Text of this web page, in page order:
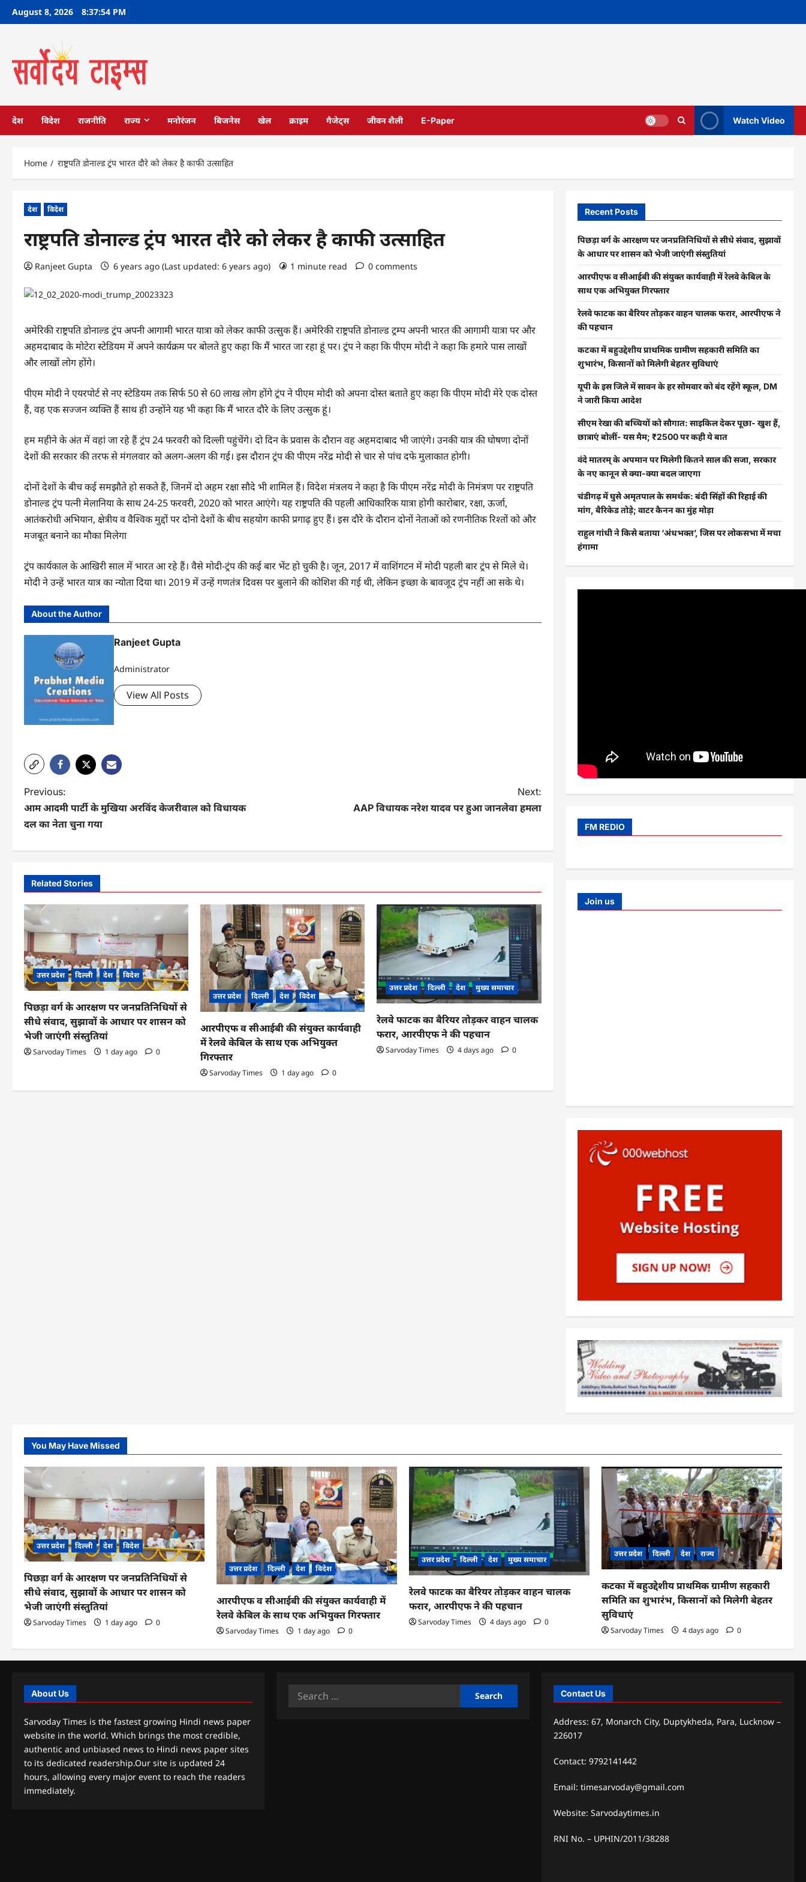
SkipAugust 8, 2026 8:37:55 PM
देश विदेश राजनीति राज्य मनोरंजन बिजनेस खेल क्राइम गैजेट्स जीवन शैली E-Paper Watch Video
Home राष्ट्रपति डोनाल्ड ट्रंप भारत दौरे को लेकर है काफी उत्साहित
देश विदेश
राष्ट्रपति डोनाल्ड ट्रंप भारत दौरे को लेकर है काफी उत्साहित
Ranjeet Gupta 6 years ago (Last updated: 6 years ago) 1 minute read 0 comments
अमेरिकी राष्ट्रपति डोनाल्ड ट्रंप अपनी आगामी भारत यात्रा को लेकर काफी उत्सुक हैं। अमेरिकी राष्ट्रपति डोनाल्ड ट्रम्प अपनी भारत की आगामी यात्रा पर और
अहमदाबाद के मोटेरा स्टेडियम में अपने कार्यक्रम पर बोलते हुए कहा कि मैं भारत जा रहा हूं पर। ट्रंप ने कहा कि पीएम मोदी ने कहा कि हमारे पास लाखों
और लाखों लोग होंगे।
पीएम मोदी ने एयरपोर्ट से नए स्टेडियम तक सिर्फ 50 से 60 लाख लोग होंगे ट्रंप ने पीएम मोदी को अपना दोस्त बताते हुए कहा कि पीएम मोदी मेरे एक दोस्त
हैं, वह एक सज्जन व्यक्ति हैं साथ ही उन्होंने यह भी कहा कि मैं भारत दौरे के लिए उत्सुक हूं।
हम महीने के अंत में वहां जा रहे हैं ट्रंप 24 फरवरी को दिल्ली पहुंचेंगे। दो दिन के प्रवास के दौरान वह अहमदाबाद भी जाएंगे। उनकी यात्र की घोषणा दोनों
देशों की सरकार की तरफ से मंगलवार को अलग-अलग की गई। इस दौरान ट्रंप की पीएम नरेंद्र मोदी से चार से पांच दफे मुलाकात होगी।
दोनों देशों के बीच कई समझौते हो सकते हैं, जिनमें दो अहम रक्षा सौदे भी शामिल हैं। विदेश मंत्रलय ने कहा है कि पीएम नरेंद्र मोदी के निमंत्रण पर राष्ट्रपति
डोनाल्ड ट्रंप पत्नी मेलानिया के साथ 24-25 फरवरी, 2020 को भारत आएंगे। यह राष्ट्रपति की पहली आधिकारिक यात्रा होगी कारोबार, रक्षा, ऊर्जा,
आतंकरोधी अभियान, क्षेत्रीय व वैश्विक मुद्दों पर दोनो देशों के बीच सहयोग काफी प्रगाढ़ हुए हैं। इस दौरे के दौरान दोनों नेताओं को रणनीतिक रिश्तों को और
मजबूत बनाने का मौका मिलेगा
ट्रंप कार्यकाल के आखिरी साल में भारत आ रहे हैं। वैसे मोदी-ट्रंप की कई बार भेंट हो चुकी है। जून, 2017 में वाशिंगटन में मोदी पहली बार ट्रंप से मिले थे।
मोदी ने उन्हें भारत यात्र का न्योता दिया था। 2019 में उन्हें गणतंत्र दिवस पर बुलाने की कोशिश की गई थी, लेकिन इच्छा के बावजूद ट्रंप नहीं आ सके थे।
About the Author
Ranjeet Gupta
Administrator
View All Posts
P
o
n
a
v
g
a
t
i
o
Previous:
आम आदमी पार्टी के मुखिया अरविंद केजरीवाल को विधायक
दल का नेता चुना गया
Next:
AAP विधायक नरेश यादव पर हुआ जानलेवा हमला
Related Stories
उत्तर प्रदेश दिल्ली देश विदेश
पिछड़ा वर्ग के आरक्षण पर जनप्रतिनिधियों से
सीधे संवाद, सुझावों के आधार पर शासन को
भेजी जाएंगी संस्तुतियां
Sarvoday Times 1 day ago 0
उत्तर प्रदेश दिल्ली देश विदेश
आरपीएफ व सीआईबी की संयुक्त कार्यवाही
में रेलवे केबिल के साथ एक अभियुक्त
गिरफ्तार
Sarvoday Times 1 day ago 0
उत्तर प्रदेश दिल्ली देश मुख्य समाचार
रेलवे फाटक का बैरियर तोड़कर वाहन चालक
फरार, आरपीएफ ने की पहचान
Sarvoday Times 4 days ago 0
Recent Posts
पिछड़ा वर्ग के आरक्षण पर जनप्रतिनिधियों से सीधे संवाद, सुझावों
के आधार पर शासन को भेजी जाएंगी संस्तुतियां
आरपीएफ व सीआईबी की संयुक्त कार्यवाही में रेलवे केबिल के
साथ एक अभियुक्त गिरफ्तार
रेलवे फाटक का बैरियर तोड़कर वाहन चालक फरार, आरपीएफ ने
की पहचान
कटका में बहुउद्देशीय प्राथमिक ग्रामीण सहकारी समिति का
शुभारंभ, किसानों को मिलेगी बेहतर सुविधाएं
यूपी के इस जिले में सावन के हर सोमवार को बंद रहेंगे स्कूल, DM
ने जारी किया आदेश
सीएम रेखा की बच्चियों को सौगात: साइकिल देकर पूछा- खुश हैं,
छात्राएं बोलीं- यस मैम; ₹2500 पर कही ये बात
वंदे मातरम् के अपमान पर मिलेगी कितने साल की सजा, सरकार
के नए कानून से क्या-क्या बदल जाएगा
चंडीगढ़ में घुसे अमृतपाल के समर्थक: बंदी सिंहों की रिहाई की
मांग, बैरिकेड तोड़े; वाटर कैनन का मुंह मोड़ा
राहुल गांधी ने किसे बताया ‘अंधभक्त’, जिस पर लोकसभा में मचा
हंगामा
FM REDIO
Join us
You May Have Missed
उत्तर प्रदेश दिल्ली देश विदेश
पिछड़ा वर्ग के आरक्षण पर जनप्रतिनिधियों से
सीधे संवाद, सुझावों के आधार पर शासन को
भेजी जाएंगी संस्तुतियां
Sarvoday Times 1 day ago 0
उत्तर प्रदेश दिल्ली देश विदेश
आरपीएफ व सीआईबी की संयुक्त कार्यवाही में
रेलवे केबिल के साथ एक अभियुक्त गिरफ्तार
Sarvoday Times 1 day ago 0
उत्तर प्रदेश दिल्ली देश मुख्य समाचार
रेलवे फाटक का बैरियर तोड़कर वाहन चालक
फरार, आरपीएफ ने की पहचान
Sarvoday Times 4 days ago 0
उत्तर प्रदेश दिल्ली देश राज्य
कटका में बहुउद्देशीय प्राथमिक ग्रामीण सहकारी
समिति का शुभारंभ, किसानों को मिलेगी बेहतर
सुविधाएं
Sarvoday Times 4 days ago 0
About Us
Sarvoday Times is the fastest growing Hindi news paper
website in the world. Which brings the most credible,
authentic and unbiased news to Hindi news paper sites
to its dedicated readership.Our site is updated 24
hours, allowing every major event to reach the readers
immediately.
Search
Contact Us
Address: 67, Monarch City, Duptykheda, Para, Lucknow –
226017
Contact: 9792141442
Email: timesarvoday@gmail.com
Website: Sarvodaytimes.in
RNI No. – UPHIN/2011/38288